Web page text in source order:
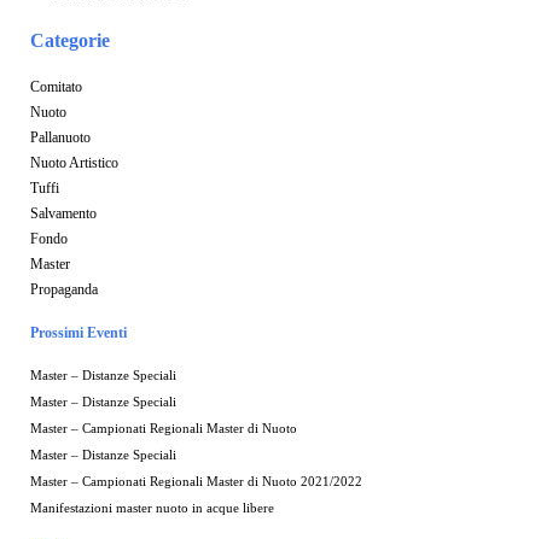
Categorie
Comitato
Nuoto
Pallanuoto
Nuoto Artistico
Tuffi
Salvamento
Fondo
Master
Propaganda
Prossimi Eventi
Master – Distanze Speciali
Master – Distanze Speciali
Master – Campionati Regionali Master di Nuoto
Master – Distanze Speciali
Master – Campionati Regionali Master di Nuoto 2021/2022
Manifestazioni master nuoto in acque libere